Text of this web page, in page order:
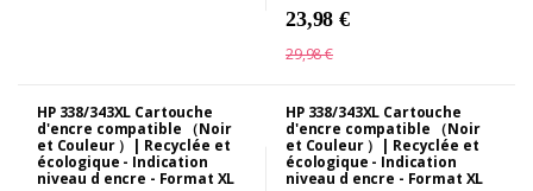
23,98 €
29,98 €
HP 338/343XL Cartouche
d'encre compatible （Noir
et Couleur ）| Recyclée et
écologique - Indication
niveau d encre - Format XL
HP 338/343XL Cartouche
d'encre compatible （Noir
et Couleur ）| Recyclée et
écologique - Indication
niveau d encre - Format XL